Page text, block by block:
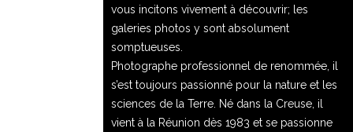
vous incitons vivement à découvrir; les
galeries photos y sont absolument
somptueuses.
Photographe professionnel de renommée, il
s’est toujours passionné pour la nature et les
sciences de la Terre. Né dans la Creuse, il
vient à la Réunion dès 1983 et se passionne